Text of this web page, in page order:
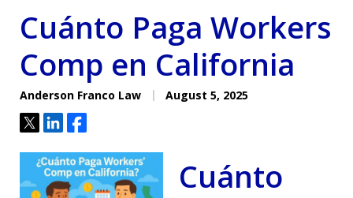
Cuánto Paga Workers
Comp en California
Anderson Franco Law August 5, 2025
TweetShareShare
Cuánto